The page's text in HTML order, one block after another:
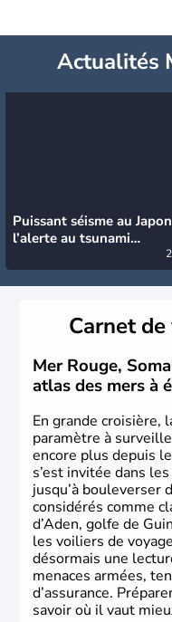
Actualités
Puissant séisme au
l’alerte au tsunami
Carnet
Mer Rouge,
atlas des mers à
En grande croisière,
paramètre à
encore plus depuis
s’est invitée dans
jusqu’à bouleverser
considérés comme
d’Aden, golfe de
les voiliers de
désormais une
menaces armées,
d’assurance.
savoir où il vaut